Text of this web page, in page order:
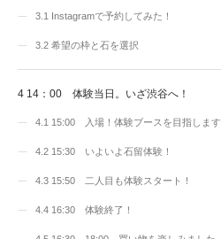
3.1 Instagramで予約してみた！
3.2 希望の枠と石を選択
4 14：00 体験当日。いざ渋谷へ！
4.1 15:00 入場！体験ブースを目指します
4.2 15:30 いよいよ石留体験！
4.3 15:50 二人目も体験スタート！
4.4 16:30 体験終了！